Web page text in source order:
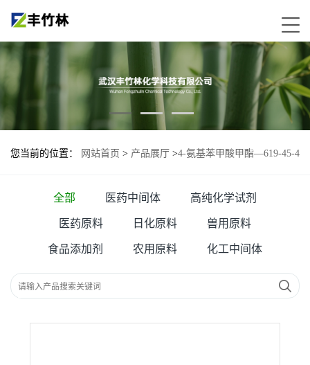
您当前的位置： 网站首页 > 产品展厅 >4-氨基苯甲酸甲酯—619-45-4
全部 医药中间体 高纯化学试剂
医药原料 日化原料 兽用原料
食品添加剂 农用原料 化工中间体